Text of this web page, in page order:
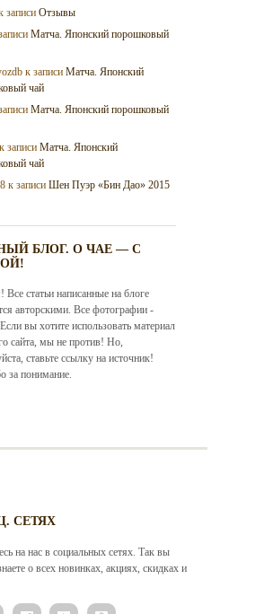
записиОтзывы
Матча. Японский порошковый
к записиМатча. Японский
чай
Матча. Японский порошковый
к записиМатча. Японский
чай
к записиШен Пуэр «Бин Дао» 2015
БЛОГ. О ЧАЕ — С
Все статьи написанные на блоге
авторскими. Все фотографии -
вы хотите использовать материал
сайта, мы не против! Но,
ставьте ссылку на источник!
за понимание.
СЕТЯХ
на нас в социальных сетях. Так вы
о всех новинках, акциях, скидках и